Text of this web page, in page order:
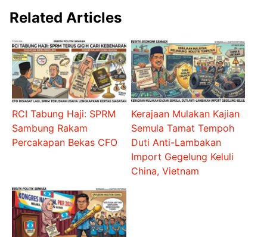
Related Articles
RCI Tabung Haji: SPRM
Sambung Rakam
Percakapan Bekas CFO
Kerajaan Mulakan Kajian
Semula Tamat Tempoh
Duti Anti-Lambakan
Import Gegelung Keluli
China, Vietnam